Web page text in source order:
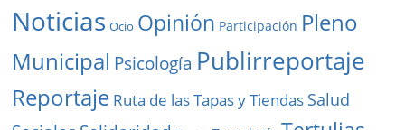
Noticias Ocio Opinión Participación Pleno
Municipal Psicología Publirreportaje
Reportaje Ruta de las Tapas y Tiendas Salud